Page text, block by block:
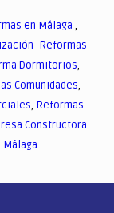
en Málaga ,
-Reformas
Dormitorios,
Comunidades,
, Reformas
Constructora